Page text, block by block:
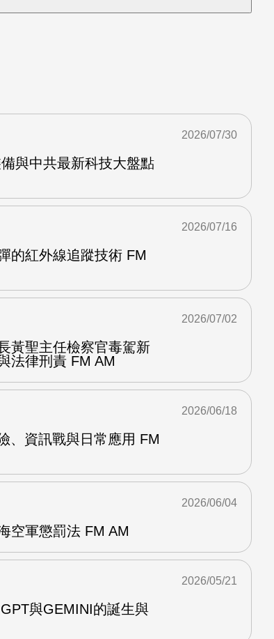
與中共最新科技大盤點
2026/07/30
的紅外線追蹤技術 FM
2026/07/16
黃聖主任檢察官毒駕新
法律刑責 FM AM
2026/07/02
、資訊戰與日常應用 FM
2026/06/18
空軍懲罰法 FM AM
2026/06/04
與GEMINI的誕生與
2026/05/21